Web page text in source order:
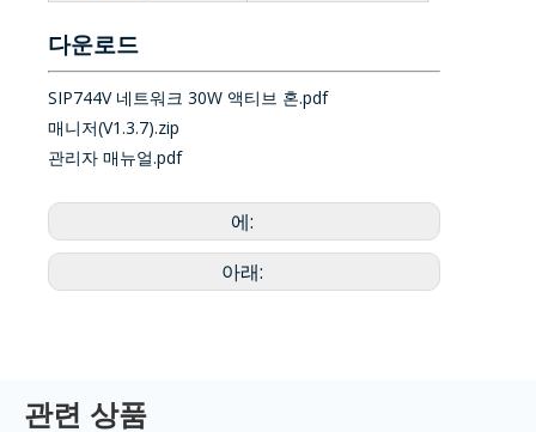
다운로드
SIP744V 네트워크 30W 액티브 혼.pdf
매니저(V1.3.7).zip
관리자 매뉴얼.pdf
에:
아래:
관련 상품